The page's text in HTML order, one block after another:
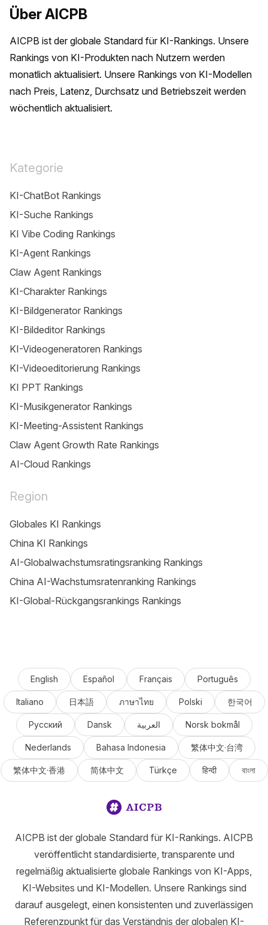
Über AICPB
AICPB ist der globale Standard für KI-Rankings. Unsere
Rankings von KI-Produkten nach Nutzern werden
monatlich aktualisiert. Unsere Rankings von KI-Modellen
nach Preis, Latenz, Durchsatz und Betriebszeit werden
wöchentlich aktualisiert.
Kategorie
KI-ChatBot Rankings
KI-Suche Rankings
KI Vibe Coding Rankings
KI-Agent Rankings
Claw Agent Rankings
KI-Charakter Rankings
KI-Bildgenerator Rankings
KI-Bildeditor Rankings
KI-Videogeneratoren Rankings
KI-Videoeditorierung Rankings
KI PPT Rankings
KI-Musikgenerator Rankings
KI-Meeting-Assistent Rankings
Claw Agent Growth Rate Rankings
AI-Cloud Rankings
Region
Globales KI Rankings
China KI Rankings
AI-Globalwachstumsratingsranking Rankings
China AI-Wachstumsratenranking Rankings
KI-Global-Rückgangsrankings Rankings
English Español Français Português
Italiano 日本語 ภาษาไทย Polski 한국어
Русский Dansk العربية Norsk bokmål
Nederlands Bahasa Indonesia 繁体中文·台湾
繁体中文·香港 简体中文 Türkçe हिन्दी বাংলা
AICPB ist der globale Standard für KI-Rankings. AICPB
veröffentlicht standardisierte, transparente und
regelmäßig aktualisierte globale Rankings von KI-Apps,
KI-Websites und KI-Modellen. Unsere Rankings sind
darauf ausgelegt, einen konsistenten und zuverlässigen
Referenzpunkt für das Verständnis der globalen KI-